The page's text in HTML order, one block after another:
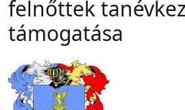
felnőttek
támogatása